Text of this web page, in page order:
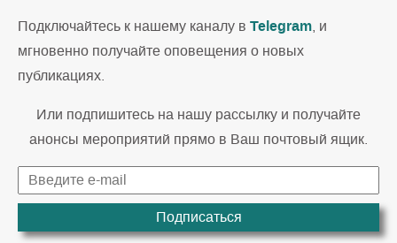
Подключайтесь к нашему каналу в Telegram, и
мгновенно получайте оповещения о новых
публикациях.
Или подпишитесь на нашу рассылку и получайте
анонсы мероприятий прямо в Ваш почтовый ящик.
Подписаться